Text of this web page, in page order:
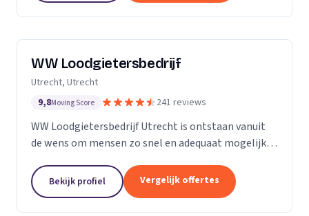
WW Loodgietersbedrijf
Utrecht, Utrecht
9,8Moving Score 241 reviews
WW Loodgietersbedrijf Utrecht is ontstaan vanuit
de wens om mensen zo snel en adequaat mogelijk
hebben we onze diensten uitgebreid om ons ook
bezig...
Bekijk profiel Vergelijk offertes